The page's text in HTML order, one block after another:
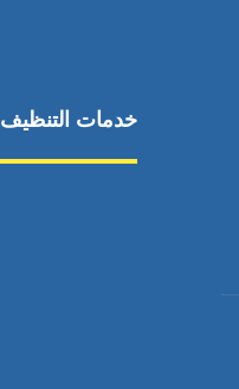
خدمات التنظيف